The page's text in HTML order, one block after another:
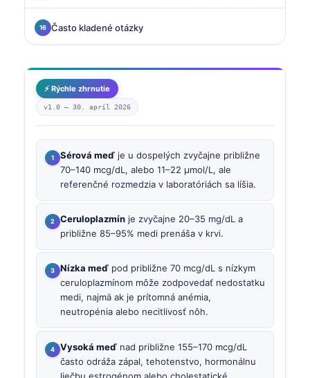
Často kladené otázky
⚡ Rýchle zhrnutie
v1.0 — 30. apríl 2026
Sérová meď je u dospelých zvyčajne približne
70–140 mcg/dL, alebo 11–22 µmol/L, ale
referenčné rozmedzia v laboratóriách sa líšia.
Ceruloplazmín je zvyčajne 20–35 mg/dL a
približne 85–95% medi prenáša v krvi.
Nízka meď pod približne 70 mcg/dL s nízkym
ceruloplazmínom môže zodpovedať nedostatku
medi, najmä ak je prítomná anémia,
neutropénia alebo necitlivosť nôh.
Vysoká meď nad približne 155–170 mcg/dL
často odráža zápal, tehotenstvo, hormonálnu
liečbu estrogénom alebo cholestatické